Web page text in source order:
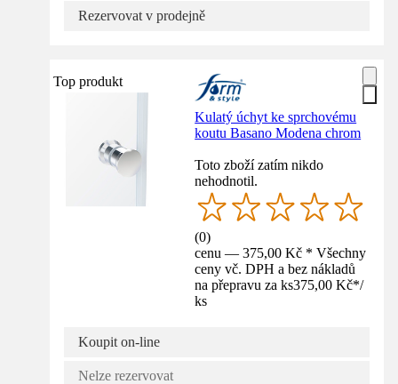
Rezervovat v prodejně
Top produkt
Kulatý úchyt ke sprchovému
koutu Basano Modena chrom
Toto zboží zatím nikdo
nehodnotil.
(0)
cenu — 375,00 Kč * Všechny
ceny vč. DPH a bez nákladů
na přepravu za ks375,00 Kč*/
ks
Koupit on-line
Nelze rezervovat